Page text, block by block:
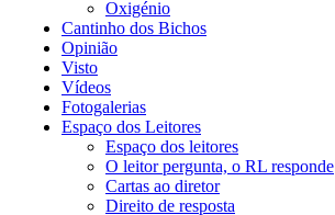
Oxigénio
Cantinho dos Bichos
Opinião
Visto
Vídeos
Fotogalerias
Espaço dos Leitores
Espaço dos leitores
O leitor pergunta, o RL responde
Cartas ao diretor
Direito de resposta